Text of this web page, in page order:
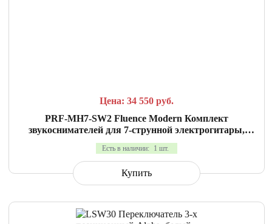
Цена: 34 550 руб.
PRF-MH7-SW2 Fluence Modern Комплект
звукоснимателей для 7-струнной электрогитары,
белые, Fishman
Есть в наличии: 1 шт.
Купить